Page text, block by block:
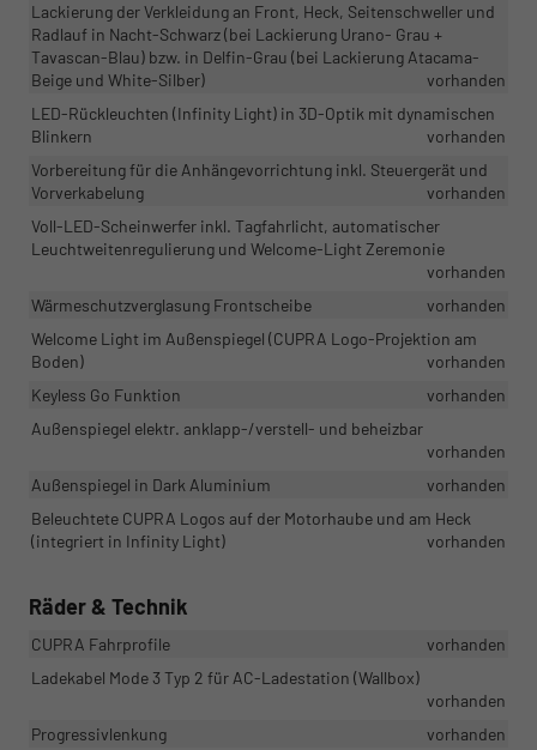
Lackierung der Verkleidung an Front, Heck, Seitenschweller und
Radlauf in Nacht-Schwarz (bei Lackierung Urano- Grau +
Tavascan-Blau) bzw. in Delfin-Grau (bei Lackierung Atacama-
Beige und White-Silber)
vorhanden
LED-Rückleuchten (Infinity Light) in 3D-Optik mit dynamischen
Blinkern
vorhanden
Vorbereitung für die Anhängevorrichtung inkl. Steuergerät und
Vorverkabelung
vorhanden
Voll-LED-Scheinwerfer inkl. Tagfahrlicht, automatischer
Leuchtweitenregulierung und Welcome-Light Zeremonie
vorhanden
Wärmeschutzverglasung Frontscheibe
vorhanden
Welcome Light im Außenspiegel (CUPRA Logo-Projektion am
Boden)
vorhanden
Keyless Go Funktion
vorhanden
Außenspiegel elektr. anklapp-/verstell- und beheizbar
vorhanden
Außenspiegel in Dark Aluminium
vorhanden
Beleuchtete CUPRA Logos auf der Motorhaube und am Heck
(integriert in Infinity Light)
vorhanden
Räder & Technik
CUPRA Fahrprofile
vorhanden
Ladekabel Mode 3 Typ 2 für AC-Ladestation (Wallbox)
vorhanden
Progressivlenkung
vorhanden